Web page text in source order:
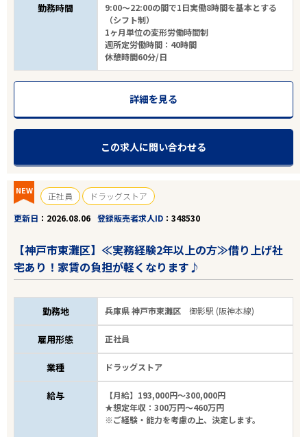
勤務時間
9:00～22:00の間で1日実働8時間を基本とする
（シフト制）
1ヶ月単位の変形労働時間制
週所定労働時間：40時間
休憩時間60分/日
詳細を見る
この求人に問い合わせる
NEW 正社員
ドラッグストア
更新日
2026.08.06 登録販売者求人ID 348530
【神戸市東灘区】≪実務経験2年以上の方≫借り上げ社
宅あり！家賃の負担が軽くなります♪
勤務地 兵庫県 神戸市東灘区御影駅 (阪神本線)
雇用形態 正社員
業種 ドラッグストア
給与
【月給】193,000円～300,000円
★想定年収：300万円～460万円
※ご経験・能力を考慮の上、決定します。